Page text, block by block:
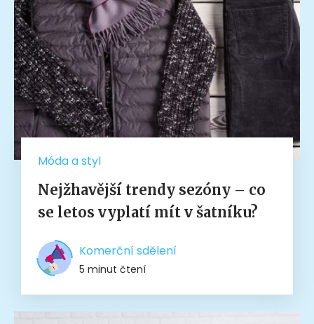
Móda a styl
Nejžhavější trendy sezóny – co
se letos vyplatí mít v šatníku?
Komerční sdělení
5 minut čtení